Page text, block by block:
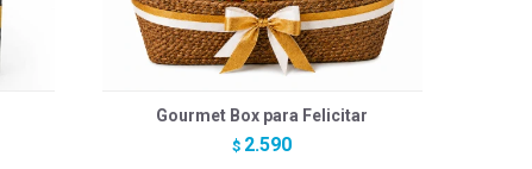
Gourmet Box para Felicitar
$ 2.590